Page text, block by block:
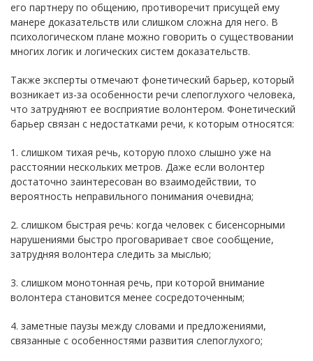
его партнеру по общению, противоречит присущей ему
манере доказательств или слишком сложна для него. В
психологическом плане можно говорить о существовании
многих логик и логических систем доказательств.
Также эксперты отмечают фонетический барьер, который
возникает из-за особенности речи слепоглухого человека,
что затрудняют ее восприятие волонтером. Фонетический
барьер связан с недостатками речи, к которым относятся:
1. слишком тихая речь, которую плохо слышно уже на
расстоянии нескольких метров. Даже если волонтер
достаточно заинтересован во взаимодействии, то
вероятность неправильного понимания очевидна;
2. слишком быстрая речь: когда человек с бисенсорными
нарушениями быстро проговаривает свое сообщение,
затрудняя волонтера следить за мыслью;
3. слишком монотонная речь, при которой внимание
волонтера становится менее сосредоточенным;
4. заметные паузы между словами и предложениями,
связанные с особенностями развития слепоглухого;